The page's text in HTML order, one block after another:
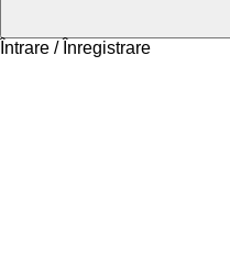
Întrare / Înregistrare